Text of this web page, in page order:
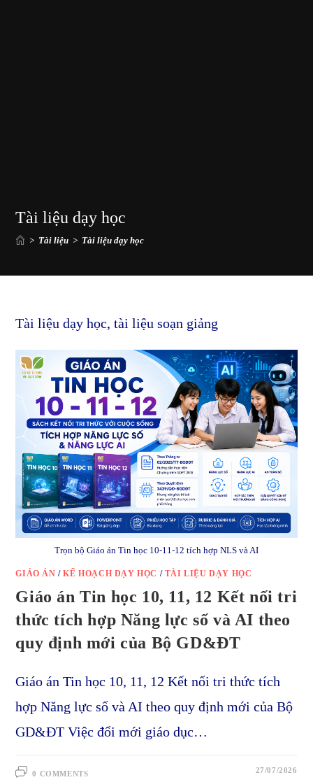
Tài liệu dạy học
> Tài liệu > Tài liệu dạy học
Tài liệu dạy học, tài liệu soạn giảng
Trọn bộ Giáo án Tin học 10-11-12 tích hợp NLS và AI
GIÁO ÁN /KẾ HOẠCH DẠY HỌC / TÀI LIỆU DẠY HỌC
Giáo án Tin học 10, 11, 12 Kết nối tri
thức tích hợp Năng lực số và AI theo
quy định mới của Bộ GD&ĐT
Giáo án Tin học 10, 11, 12 Kết nối tri thức tích
hợp Năng lực số và AI theo quy định mới của Bộ
GD&ĐT Việc đổi mới giáo dục…
0 COMMENTS 27/07/2026